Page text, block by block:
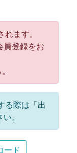
ます。
員登録をお
る際は「出
。
ード